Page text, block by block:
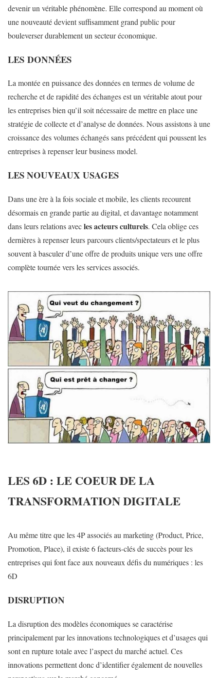
devenir un véritable phénomène. Elle correspond au moment où
une nouveauté devient suffisamment grand public pour
bouleverser durablement un secteur économique.
LES DONNÉES
La montée en puissance des données en termes de volume de
recherche et de rapidité des échanges est un véritable atout pour
les entreprises bien qu’il soit nécessaire de mettre en place une
stratégie de collecte et d’analyse de données. Nous assistons à une
croissance des volumes échangés sans précédent qui poussent les
entreprises à repenser leur business model.
LES NOUVEAUX USAGES
Dans une ère à la fois sociale et mobile, les clients recourent
désormais en grande partie au digital, et davantage notamment
dans leurs relations avecles acteurs culturels. Cela oblige ces
dernières à repenser leurs parcours clients/spectateurs et le plus
souvent à basculer d’une offre de produits unique vers une offre
complète tournée vers les services associés.
LES 6D : LE COEUR DE LA
TRANSFORMATION DIGITALE
Au même titre que les 4P associés au marketing (Product, Price,
Promotion, Place), il existe 6 facteurs-clés de succès pour les
entreprises qui font face aux nouveaux défis du numériques : les
6D
DISRUPTION
La disruption des modèles économiques se caractérise
principalement par les innovations technologiques et d’usages qui
sont en rupture totale avec l’aspect du marché actuel. Ces
innovations permettent donc d’identifier également de nouvelles